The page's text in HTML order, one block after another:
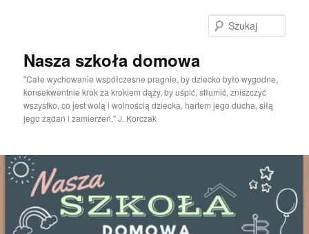
Nasza szkoła domowa
"Całe wychowanie współczesne pragnie, by dziecko było wygodne,
konsekwentnie krok za krokiem dąży, by uśpić, stłumić, zniszczyć
wszystko, co jest wolą i wolnością dziecka, hartem jego ducha, siłą
jego żądań i zamierzeń." J. Korczak